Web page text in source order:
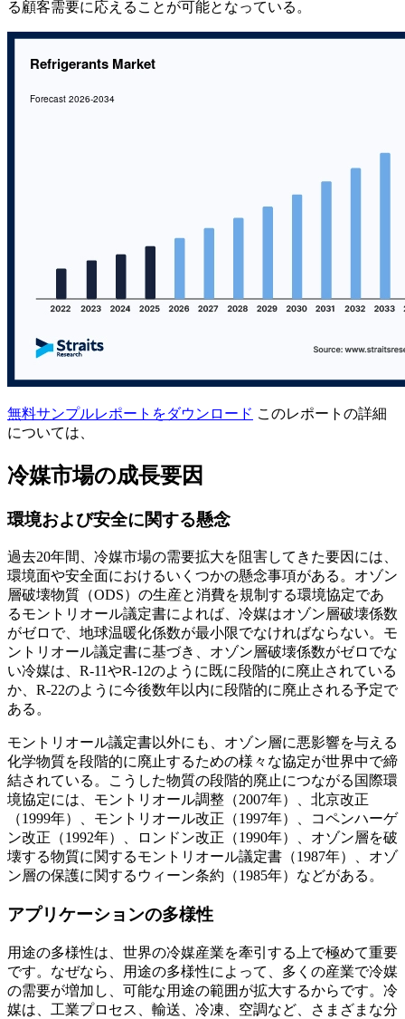
る顧客需要に応えることが可能となっている。
無料サンプルレポートをダウンロード このレポートの詳細
については、
冷媒市場の成長要因
環境および安全に関する懸念
過去20年間、冷媒市場の需要拡大を阻害してきた要因には、
環境面や安全面におけるいくつかの懸念事項がある。オゾン
層破壊物質（ODS）の生産と消費を規制する環境協定であ
るモントリオール議定書によれば、冷媒はオゾン層破壊係数
がゼロで、地球温暖化係数が最小限でなければならない。モ
ントリオール議定書に基づき、オゾン層破壊係数がゼロでな
い冷媒は、R-11やR-12のように既に段階的に廃止されている
か、R-22のように今後数年以内に段階的に廃止される予定で
ある。
モントリオール議定書以外にも、オゾン層に悪影響を与える
化学物質を段階的に廃止するための様々な協定が世界中で締
結されている。こうした物質の段階的廃止につながる国際環
境協定には、モントリオール調整（2007年）、北京改正
（1999年）、モントリオール改正（1997年）、コペンハーゲ
ン改正（1992年）、ロンドン改正（1990年）、オゾン層を破
壊する物質に関するモントリオール議定書（1987年）、オゾ
ン層の保護に関するウィーン条約（1985年）などがある。
アプリケーションの多様性
用途の多様性は、世界の冷媒産業を牽引する上で極めて重要
です。なぜなら、用途の多様性によって、多くの産業で冷媒
の需要が増加し、可能な用途の範囲が拡大するからです。冷
媒は、工業プロセス、輸送、冷凍、空調など、さまざまな分